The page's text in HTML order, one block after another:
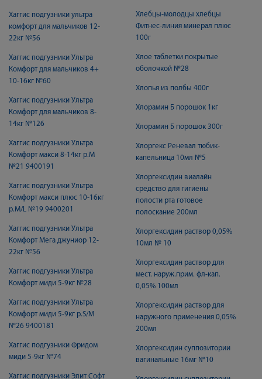
Хаггис подгузники ультра
комфорт для мальчиков 12-
22кг №56
Хаггис подгузники Ультра
Комфорт для мальчиков 4+
10-16кг №60
Хаггис подгузники Ультра
Комфорт для мальчиков 8-
14кг №126
Хаггис подгузники Ультра
Комфорт макси 8-14кг р.M
№21 9400191
Хаггис подгузники Ультра
Комфорт макси плюс 10-16кг
р.M/L №19 9400201
Хаггис подгузники Ультра
Комфорт Мега джуниор 12-
22кг №56
Хаггис подгузники Ультра
Комфорт миди 5-9кг №28
Хаггис подгузники Ультра
Комфорт миди 5-9кг р.S/M
№26 9400181
Хаггис подгузники Фридом
миди 5-9кг №74
Хаггис подгузники Элит Софт
Хлебцы-молодцы хлебцы
Фитнес-линия минерал плюс
100г
Хлое таблетки покрытые
оболочкой №28
Хлопья из полбы 400г
Хлорамин Б порошок 1кг
Хлорамин Б порошок 300г
Хлоргекс Реневал тюбик-
капельница 10мл №5
Хлоргексидин виалайн
средство для гигиены
полости рта готовое
полоскание 200мл
Хлоргексидин раствор 0,05%
10мл № 10
Хлоргексидин раствор для
мест. наруж.прим. фл-кап.
0,05% 100мл
Хлоргексидин раствор для
наружного применения 0,05%
200мл
Хлоргексидин суппозитории
вагинальные 16мг №10